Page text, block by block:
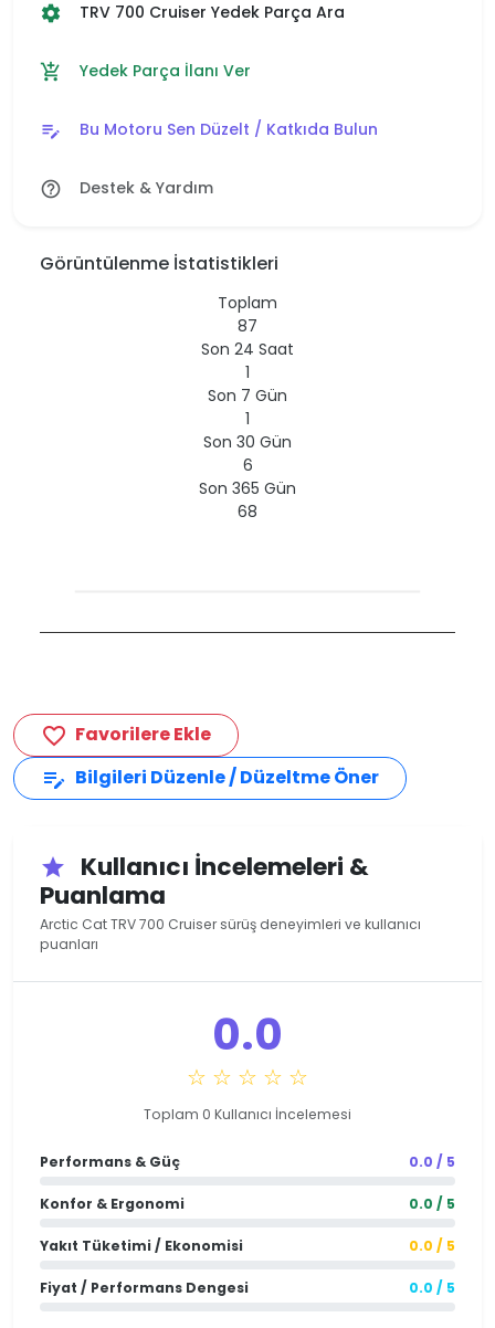
settings TRV 700 Cruiser Yedek Parça Ara
add_shopping_cart Yedek Parça İlanı Ver
edit_note Bu Motoru Sen Düzelt / Katkıda Bulun
help_outline Destek & Yardım
Görüntülenme İstatistikleri
Toplam
87
Son 24 Saat
1
Son 7 Gün
1
Son 30 Gün
6
Son 365 Gün
68
favorite_border Favorilere Ekle
edit_note Bilgileri Düzenle / Düzeltme Öner
star
Kullanıcı İncelemeleri &
Puanlama
Arctic Cat TRV 700 Cruiser sürüş deneyimleri ve kullanıcı
puanları
0.0
☆ ☆ ☆ ☆ ☆
Toplam 0 Kullanıcı İncelemesi
Performans & Güç 0.0 / 5
Konfor & Ergonomi 0.0 / 5
Yakıt Tüketimi / Ekonomisi 0.0 / 5
Fiyat / Performans Dengesi 0.0 / 5